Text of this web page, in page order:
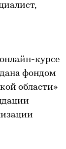
курсе
фондом
области»